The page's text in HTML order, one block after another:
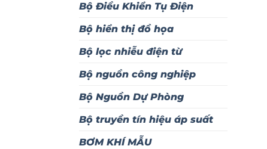
Bộ Điều Khiển Tụ Điện
Bộ hiển thị đồ họa
Bộ lọc nhiễu điện từ
Bộ nguồn công nghiệp
Bộ Nguồn Dự Phòng
Bộ truyền tín hiệu áp suất
BƠM KHÍ MẪU